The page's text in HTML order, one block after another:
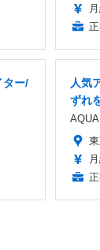
ター/
人気
ずれ